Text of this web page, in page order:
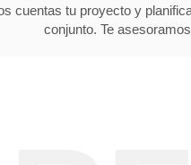
cuentas tu proyecto y
conjunto. Te